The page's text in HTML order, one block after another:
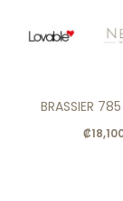
BRASSIER
₡